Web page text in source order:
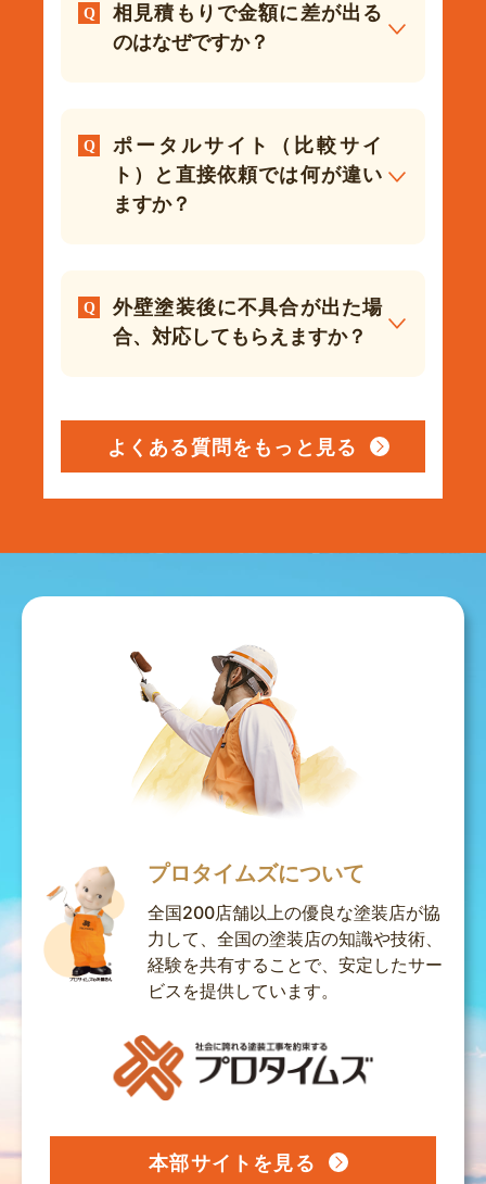
相見積もりで金額に差が出る
のはなぜですか？
ポータルサイト（比較サイ
ト）と直接依頼では何が違い
ますか？
外壁塗装後に不具合が出た場
合、対応してもらえますか？
よくある質問をもっと見る
プロタイムズについて
全国200店舗以上の優良な塗装店が協
力して、全国の塗装店の知識や技術、
経験を共有することで、安定したサー
ビスを提供しています。
本部サイトを見る